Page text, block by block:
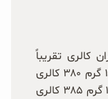
کالری تقریباً
مشابه هستند. شکر قهوه‌ای در هر ۱۰۰ گرم ۳۸۰ کالری
دارد، در حالی که شکر سفید در هر ۱۰۰ گرم ۳۸۵ کالری